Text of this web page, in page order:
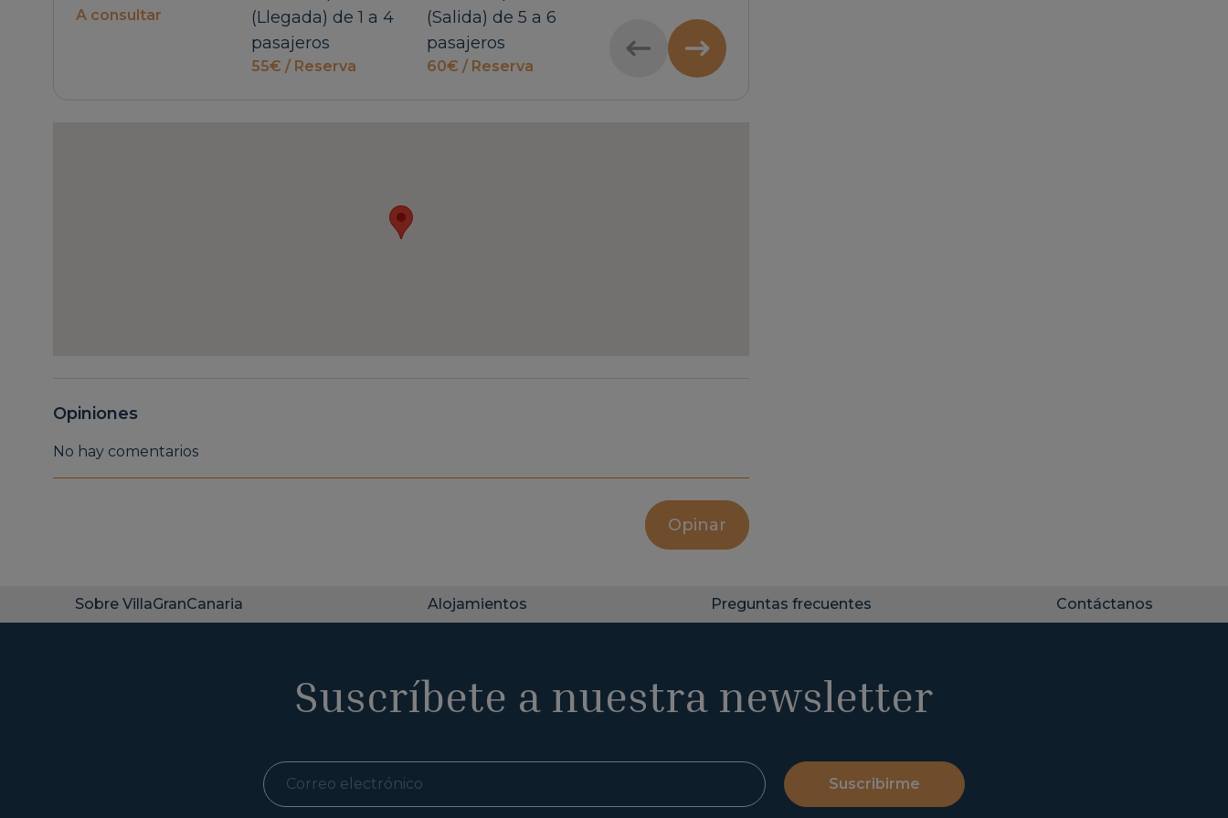
A consultar
(Llegada) de 1 a 4
pasajeros
55€ / Reserva
(Salida) de 5 a 6
pasajeros
60€ / Reserva
(Salida) de 1 a 4
pasajeros
55€ / Reserva
Opiniones
No hay comentarios
Opinar
Sobre VillaGranCanaria Alojamientos Preguntas frecuentes Contáctanos
Suscríbete a nuestra newsletter
Suscribirme